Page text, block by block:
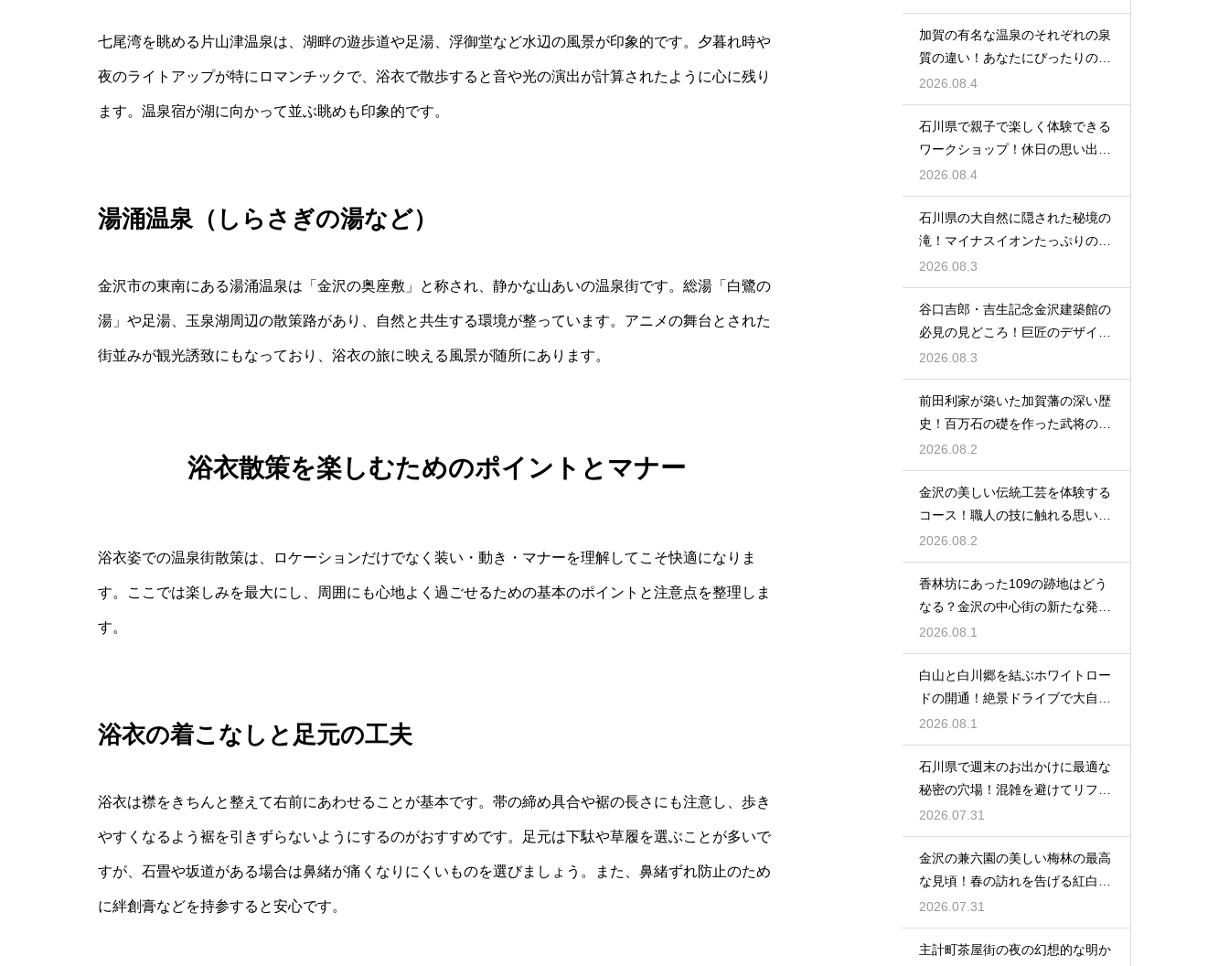
七尾湾を眺める片山津温泉は、湖畔の遊歩道や足湯、浮御堂など水辺の風景が印象的です。夕暮れ時や
夜のライトアップが特にロマンチックで、浴衣で散歩すると音や光の演出が計算されたように心に残り
ます。温泉宿が湖に向かって並ぶ眺めも印象的です。
湯涌温泉（しらさぎの湯など）
金沢市の東南にある湯涌温泉は「金沢の奥座敷」と称され、静かな山あいの温泉街です。総湯「白鷺の
湯」や足湯、玉泉湖周辺の散策路があり、自然と共生する環境が整っています。アニメの舞台とされた
街並みが観光誘致にもなっており、浴衣の旅に映える風景が随所にあります。
浴衣散策を楽しむためのポイントとマナー
浴衣姿での温泉街散策は、ロケーションだけでなく装い・動き・マナーを理解してこそ快適になりま
す。ここでは楽しみを最大にし、周囲にも心地よく過ごせるための基本のポイントと注意点を整理しま
す。
浴衣の着こなしと足元の工夫
浴衣は襟をきちんと整えて右前にあわせることが基本です。帯の締め具合や裾の長さにも注意し、歩き
やすくなるよう裾を引きずらないようにするのがおすすめです。足元は下駄や草履を選ぶことが多いで
すが、石畳や坂道がある場合は鼻緒が痛くなりにくいものを選びましょう。また、鼻緒ずれ防止のため
に絆創膏などを持参すると安心です。
加賀の有名な温泉のそれぞれの泉
質の違い！あなたにぴったりの名
湯を探す
2026.08.4
石川県で親子で楽しく体験できる
ワークショップ！休日の思い出作
りに最適
2026.08.4
石川県の大自然に隠された秘境の
滝！マイナスイオンたっぷりの癒
やし空間
2026.08.3
谷口吉郎・吉生記念金沢建築館の
必見の見どころ！巨匠のデザイン
の神髄
2026.08.3
前田利家が築いた加賀藩の深い歴
史！百万石の礎を作った武将の生
涯に迫る
2026.08.2
金沢の美しい伝統工芸を体験する
コース！職人の技に触れる思い出
作りの旅
2026.08.2
香林坊にあった109の跡地はどう
なる？金沢の中心街の新たな発展
と未来
2026.08.1
白山と白川郷を結ぶホワイトロー
ドの開通！絶景ドライブで大自然
を満喫
2026.08.1
石川県で週末のお出かけに最適な
秘密の穴場！混雑を避けてリフレ
ッシュ
2026.07.31
金沢の兼六園の美しい梅林の最高
な見頃！春の訪れを告げる紅白の
花の絶景
2026.07.31
主計町茶屋街の夜の幻想的な明か